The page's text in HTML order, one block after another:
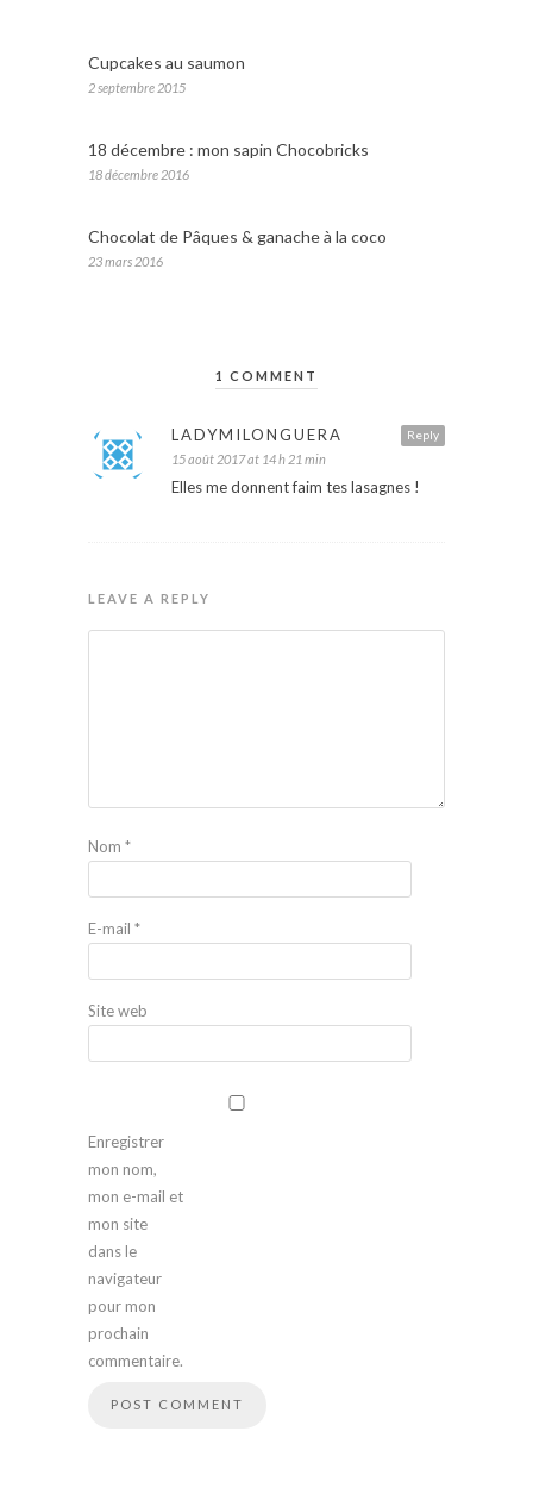
Cupcakes au saumon
2 septembre 2015
18 décembre : mon sapin Chocobricks
18 décembre 2016
Chocolat de Pâques & ganache à la coco
23 mars 2016
1 COMMENT
Reply
LADYMILONGUERA
15 août 2017 at 14 h 21 min
Elles me donnent faim tes lasagnes !
LEAVE A REPLY
Nom *
E-mail *
Site web
Enregistrer
mon nom,
mon e-mail et
mon site
dans le
navigateur
pour mon
prochain
commentaire.